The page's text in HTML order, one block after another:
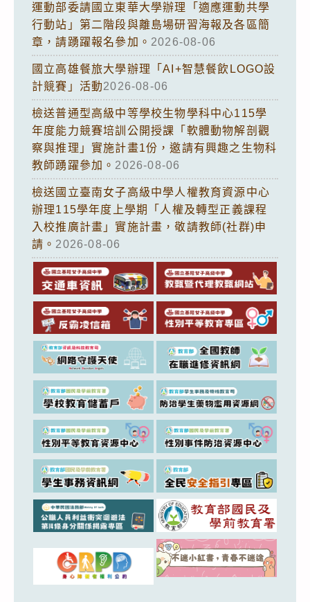
運動部委請國立東華大學辦理「適應運動共學
行動站」第二階段與離島場研習海報及各區簡
章，請踴躍報名參加。 2026-08-06
國立高雄餐旅大學辦理「AI+智慧餐飲LOGO設
計競賽」活動2026-08-06
檢送普通型高級中等學校生物學科中心115學
年度能力競賽培訓公開授課「軟體動物解剖觀
察與推理」實施計畫1份，邀請有興趣之生物科
教師踴躍參加。 2026-08-06
檢送國立臺南女子高級中學人權教育資源中心
辦理115學年度上學期「人權及轉型正義課程
入校推廣計畫」實施計畫，敬請教師(社群)申
請。 2026-08-06